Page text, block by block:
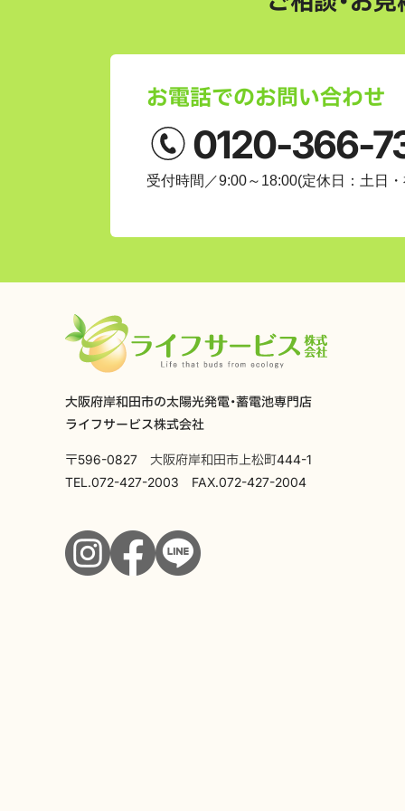
お電話でのお問い合わせ
0120-366-
受付時間／9:00～18:00(定休日：土日
大阪府岸和田市の太陽光発電・蓄電池専門店
ライフサービス株式会社
〒596-0827 大阪府岸和田市上松町444-1
TEL.072-427-2003 FAX.072-427-2004